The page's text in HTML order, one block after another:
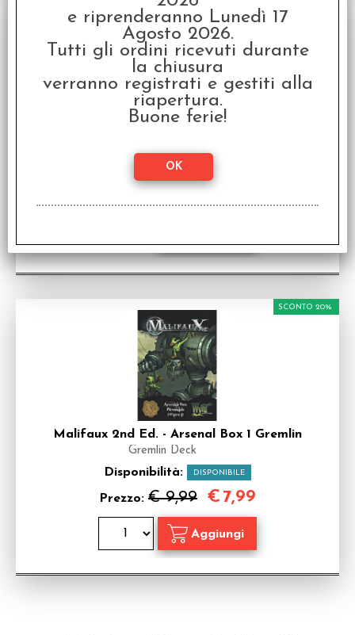
Gremlin Deck
Disponibilità:
Malifaux 2nd Ed. - Arsenal Box 1 Gremlin
Gremlin Deck
Disponibilità: DISPONIBILE
Prezzo: € 9,99
SCONTO 20%
€ 7,99
e riprenderanno Lunedì 17
Agosto 2026.
Tutti gli ordini ricevuti durante
la chiusura
verranno registrati e gestiti alla
riapertura.
Buone ferie!